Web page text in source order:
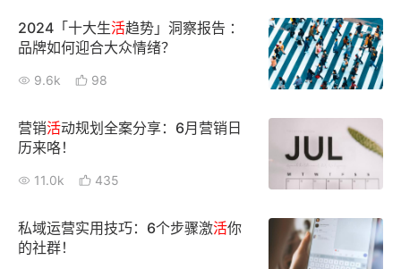
合作共进
入驻有赞
认证服务商 设计服务商
2024「十大生活趋势」洞察报告 ：
品牌如何迎合大众情绪？
9.6k 98
营销活动规划全案分享：6月营销日
历来咯！
11.0k 435
私域运营实用技巧：6个步骤激活你
的社群！